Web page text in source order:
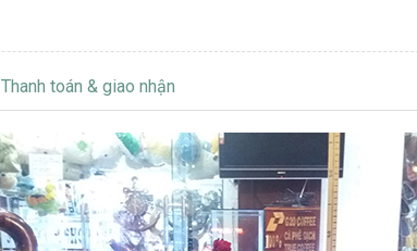
Thanh toán & giao nhận